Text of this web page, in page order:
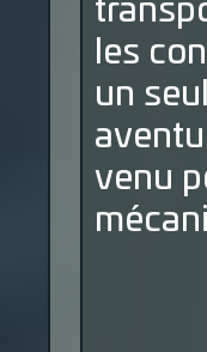
les
un
venu